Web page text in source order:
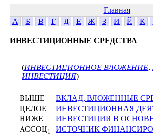
Главная
А
Б В Г Д Е Ж З И Й К
ИНВЕСТИЦИОННЫЕ СРЕДСТВА
(ИНВЕСТИЦИОННОЕ ВЛОЖЕНИЕ,
ИНВЕСТИЦИЯ)
ВЫШЕ
ВКЛАД, ВЛОЖЕННЫЕ
ЦЕЛОЕ
ИНВЕСТИЦИОННАЯ
НИЖЕ
ИНВЕСТИЦИИ В
АССОЦ1
ИСТОЧНИК